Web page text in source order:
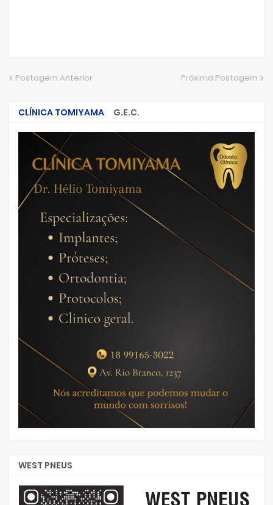
Postagem Anterior Próxima Postagem
CLÍNICA TOMIYAMA
G.E.C.
CRIMES QUE ABALARAM O BRASIL
WEST PNEUS